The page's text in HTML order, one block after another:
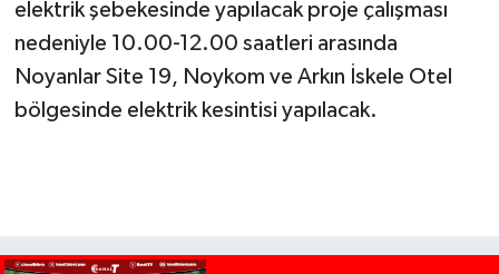
elektrik şebekesinde yapılacak proje çalışması
nedeniyle 10.00-12.00 saatleri arasında
Noyanlar Site 19, Noykom ve Arkın İskele Otel
bölgesinde elektrik kesintisi yapılacak.